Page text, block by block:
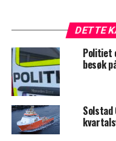
DETTE
Politiet
besøk